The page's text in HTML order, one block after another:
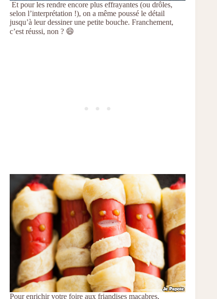
Et pour les rendre encore plus effrayantes (ou drôles,
selon l’interprétation !), on a même poussé le détail
jusqu’à leur dessiner une petite bouche. Franchement,
c’est réussi, non ? 😄
Pour enrichir votre foire aux friandises macabres,